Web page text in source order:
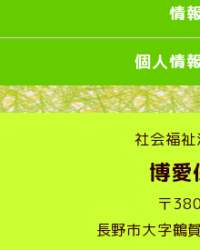
情
個人情
社会福
博愛
〒
長野市大字鶴